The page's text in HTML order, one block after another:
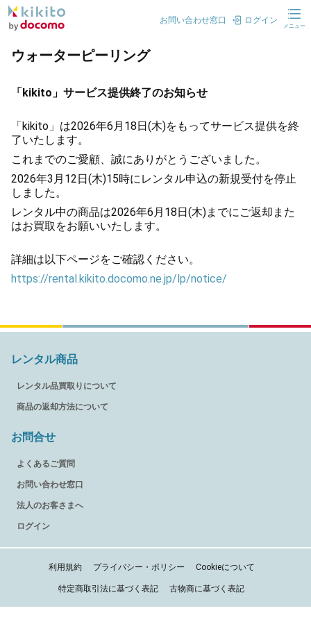
お問い合わせ窓口 ログイン
メニュー
ウォーターピーリング
「kikito」サービス提供終了のお知らせ
「kikito」は2026年6月18日(木)をもってサービス提供を終
了いたします。
これまでのご愛顧、誠にありがとうございました。
2026年3月12日(木)15時にレンタル申込の新規受付を停止
しました。
レンタル中の商品は2026年6月18日(木)までにご返却また
はお買取をお願いいたします。
詳細は以下ページをご確認ください。
https://rental.kikito.docomo.ne.jp/lp/notice/
レンタル商品
レンタル品買取りについて
商品の返却方法について
お問合せ
よくあるご質問
お問い合わせ窓口
法人のお客さまへ
ログイン
利用規約 プライバシー・ポリシー Cookieについて
特定商取引法に基づく表記 古物商に基づく表記